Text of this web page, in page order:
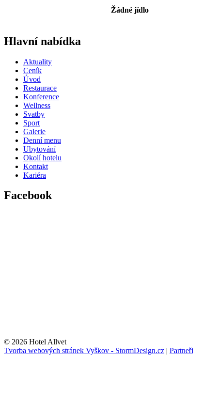
Žádné jídlo
Hlavní nabídka
Aktuality
Ceník
Úvod
Restaurace
Konference
Wellness
Svatby
Sport
Galerie
Denní menu
Ubytování
Okolí hotelu
Kontakt
Kariéra
Facebook
© 2026 Hotel Allvet
Tvorba webových stránek Vyškov - StormDesign.cz | Partneři